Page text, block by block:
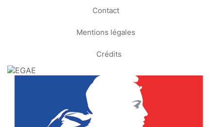
Contact
Mentions légales
Crédits